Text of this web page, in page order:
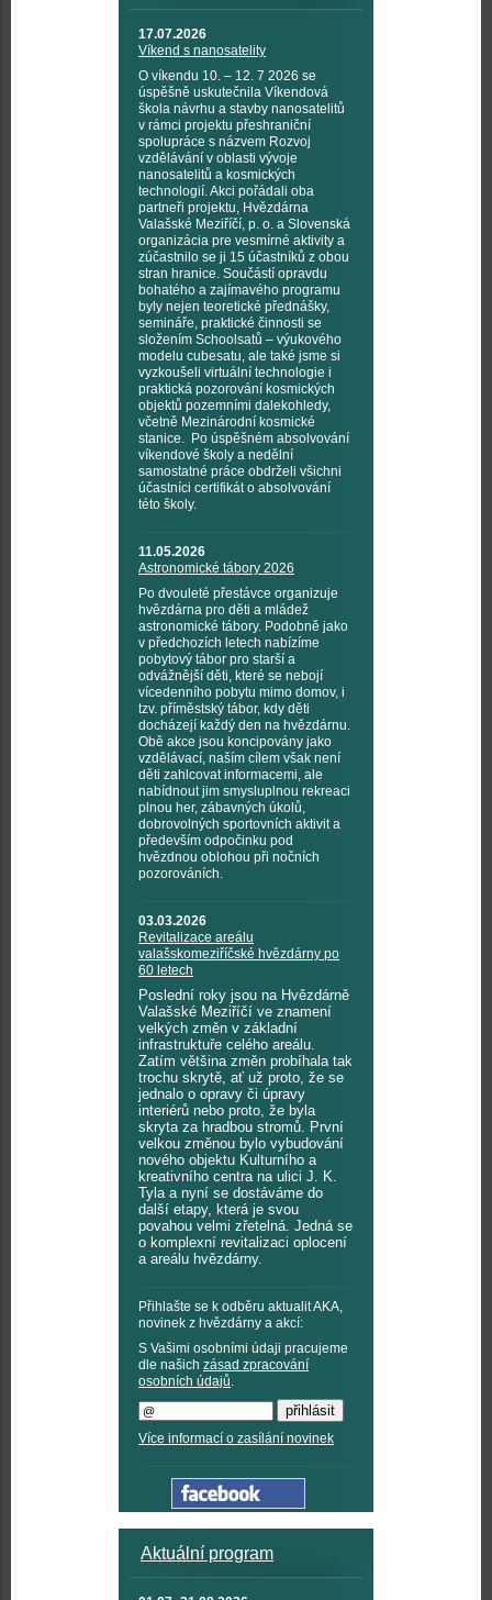
17.07.2026
Víkend s nanosatelity
O víkendu 10. – 12. 7 2026 se
úspěšně uskutečnila Víkendová
škola návrhu a stavby nanosatelitů
v rámci projektu přeshraniční
spolupráce s názvem Rozvoj
vzdělávání v oblasti vývoje
nanosatelitů a kosmických
technologií. Akci pořádali oba
partneři projektu, Hvězdárna
Valašské Meziříčí, p. o. a Slovenská
organizácia pre vesmírné aktivity a
zúčastnilo se ji 15 účastníků z obou
stran hranice. Součástí opravdu
bohatého a zajímavého programu
byly nejen teoretické přednášky,
semináře, praktické činnosti se
složením Schoolsatů – výukového
modelu cubesatu, ale také jsme si
vyzkoušeli virtuální technologie i
praktická pozorování kosmických
objektů pozemními dalekohledy,
včetně Mezinárodní kosmické
stanice. Po úspěšném absolvování
víkendové školy a nedělní
samostatné práce obdrželi všichni
účastníci certifikát o absolvování
této školy.
11.05.2026
Astronomické tábory 2026
Po dvouleté přestávce organizuje
hvězdárna pro děti a mládež
astronomické tábory. Podobně jako
v předchozích letech nabízíme
pobytový tábor pro starší a
odvážnější děti, které se nebojí
vícedenního pobytu mimo domov, i
tzv. příměstský tábor, kdy děti
docházejí každý den na hvězdárnu.
Obě akce jsou koncipovány jako
vzdělávací, naším cílem však není
děti zahlcovat informacemi, ale
nabídnout jim smysluplnou rekreaci
plnou her, zábavných úkolů,
dobrovolných sportovních aktivit a
především odpočinku pod
hvězdnou oblohou při nočních
pozorováních.
03.03.2026
Revitalizace areálu
valašskomeziříčské hvězdárny po
60 letech
Poslední roky jsou na Hvězdárně
Valašské Meziříčí ve znamení
velkých změn v základní
infrastruktuře celého areálu.
Zatím většina změn probíhala tak
trochu skrytě, ať už proto, že se
jednalo o opravy či úpravy
interiérů nebo proto, že byla
skryta za hradbou stromů. První
velkou změnou bylo vybudování
nového objektu Kulturního a
kreativního centra na ulici J. K.
Tyla a nyní se dostáváme do
další etapy, která je svou
povahou velmi zřetelná. Jedná se
o komplexní revitalizaci oplocení
a areálu hvězdárny.
Přihlašte se k odběru aktualit AKA,
novinek z hvězdárny a akcí:
S Vašimi osobními údaji pracujeme
dle našich zásad zpracování
osobních údajů
Více informací o zasílání novinek
Aktuální program